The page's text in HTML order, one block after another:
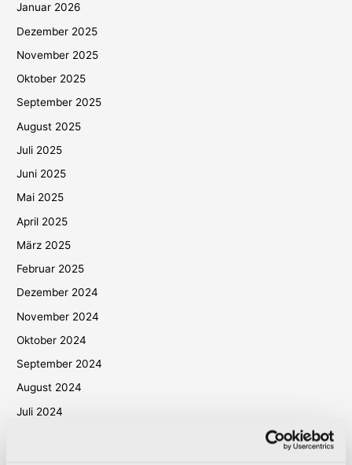
Januar 2026
Dezember 2025
November 2025
Oktober 2025
September 2025
August 2025
Juli 2025
Juni 2025
Mai 2025
April 2025
März 2025
Februar 2025
Dezember 2024
November 2024
Oktober 2024
September 2024
August 2024
Juli 2024